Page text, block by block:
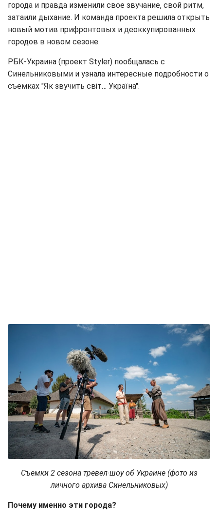
города и правда изменили свое звучание, свой ритм,
затаили дыхание. И команда проекта решила открыть
новый мотив прифронтовых и деоккупированных
городов в новом сезоне.
РБК-Украина (проект Styler) пообщалась с
Синельниковыми и узнала интересные подробности о
съемках "Як звучить світ… Україна".
Съемки 2 сезона тревел-шоу об Украине (фото из
личного архива Синельниковых)
Почему именно эти города?